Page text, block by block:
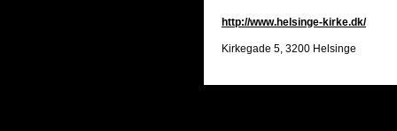
http://www.helsinge-kirke.dk/
Kirkegade 5, 3200 Helsinge